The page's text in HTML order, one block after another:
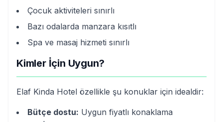
Çocuk aktiviteleri sınırlı
Bazı odalarda manzara kısıtlı
Spa ve masaj hizmeti sınırlı
Kimler İçin Uygun?
Elaf Kinda Hotel özellikle şu konuklar için idealdir:
Bütçe dostu: Uygun fiyatlı konaklama